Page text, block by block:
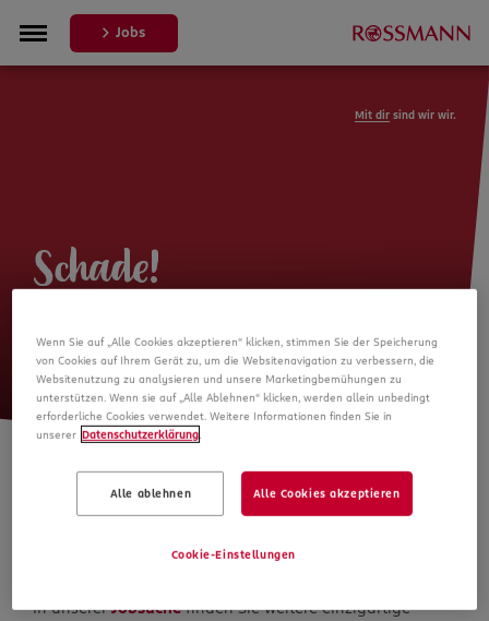
Jobs
Mit dir sind wir wir.
Schade!
mehr verfügbar
Die Suche geht weiter
In unsererJobsuchefinden Sie weitere einzigartige
Wenn Sie auf „Alle Cookies akzeptieren“ klicken, stimmen Sie der Speicherung
von Cookies auf Ihrem Gerät zu, um die Websitenavigation zu verbessern, die
Websitenutzung zu analysieren und unsere Marketingbemühungen zu
unterstützen. Wenn sie auf „Alle Ablehnen“ klicken, werden allein unbedingt
erforderliche Cookies verwendet. Weitere Informationen finden Sie in
unserer Datenschutzerklärung
Alle ablehnen Alle Cookies akzeptieren
Cookie-Einstellungen